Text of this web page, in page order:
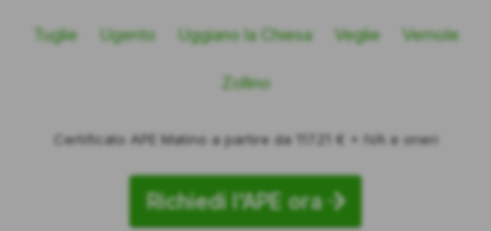
Tuglie Ugento Uggiano la Chiesa Veglie Vernole
Zollino
Certificato APE Matino a partire da 117.21 € + IVA e oneri
Richiedi l'APE ora